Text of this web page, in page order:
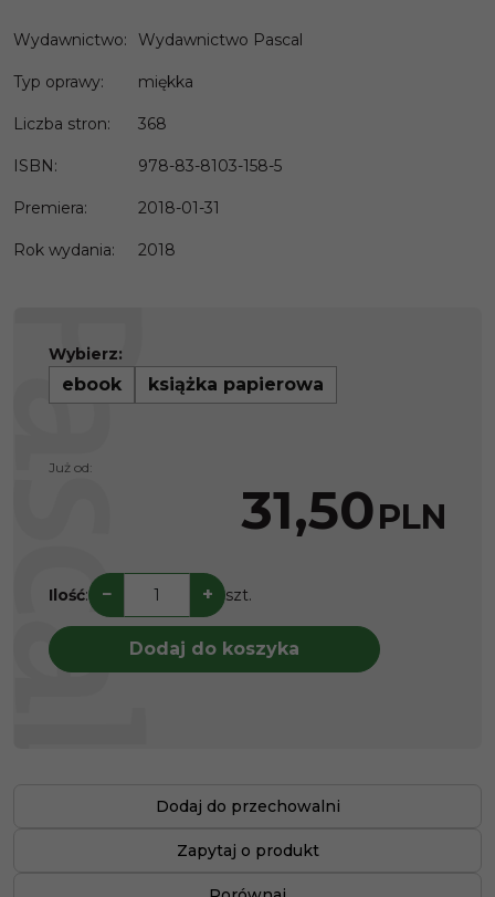
Wydawnictwo: Wydawnictwo Pascal
Typ oprawy: miękka
Liczba stron: 368
ISBN: 978-83-8103-158-5
Premiera: 2018-01-31
Rok wydania: 2018
Wybierz:
ebook książka papierowa
Już od:
31,50PLN
Ilość: − + szt.
Dodaj do koszyka
Dodaj do przechowalni
Zapytaj o produkt